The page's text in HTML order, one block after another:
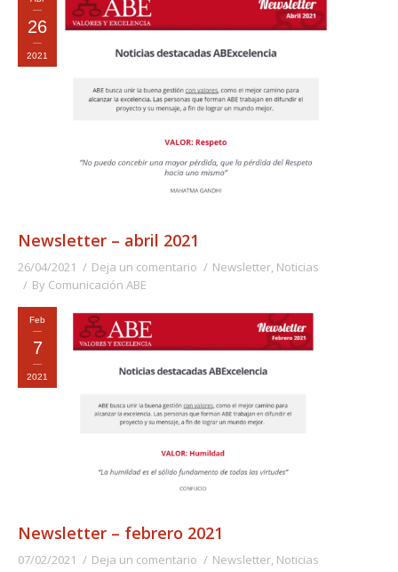
26
2021
Newsletter – abril 2021
26/04/2021 Deja un comentario Newsletter, Noticias
By Comunicación ABE
Feb
7
2021
Newsletter – febrero 2021
07/02/2021 Deja un comentario Newsletter, Noticias